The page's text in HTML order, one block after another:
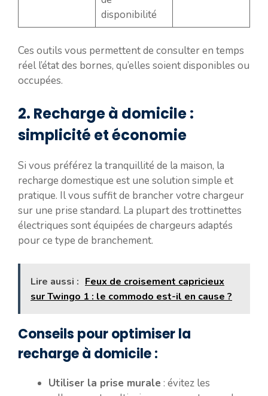
disponibilité
Ces outils vous permettent de consulter en temps
réel l’état des bornes, qu’elles soient disponibles ou
occupées.
2. Recharge à domicile :
simplicité et économie
Si vous préférez la tranquillité de la maison, la
recharge domestique est une solution simple et
pratique. Il vous suffit de brancher votre chargeur
sur une prise standard. La plupart des trottinettes
électriques sont équipées de chargeurs adaptés
pour ce type de branchement.
Lire aussi : Feux de croisement capricieux
sur Twingo 1 : le commodo est-il en cause ?
Conseils pour optimiser la
recharge à domicile :
Utiliser la prise murale : évitez les